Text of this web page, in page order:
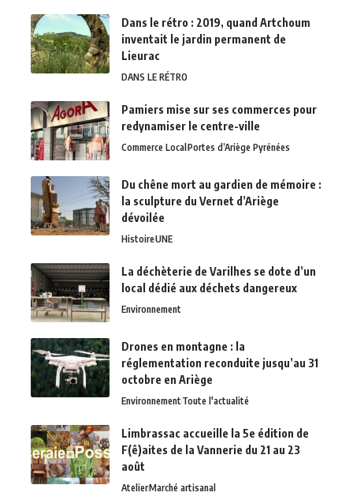
Dans le rétro : 2019, quand Artchoum
inventait le jardin permanent de
Lieurac
DANS LE RÉTRO
Pamiers mise sur ses commerces pour
redynamiser le centre-ville
Commerce Local Portes d’Ariège Pyrénées
Du chêne mort au gardien de mémoire :
la sculpture du Vernet d’Ariège
dévoilée
HistoireUNE
La déchèterie de Varilhes se dote d’un
local dédié aux déchets dangereux
Environnement
Drones en montagne : la
réglementation reconduite jusqu’au 31
octobre en Ariège
EnvironnementToute l'actualité
Limbrassac accueille la 5e édition de
F(ê)aites de la Vannerie du 21 au 23
août
AtelierMarché artisanal